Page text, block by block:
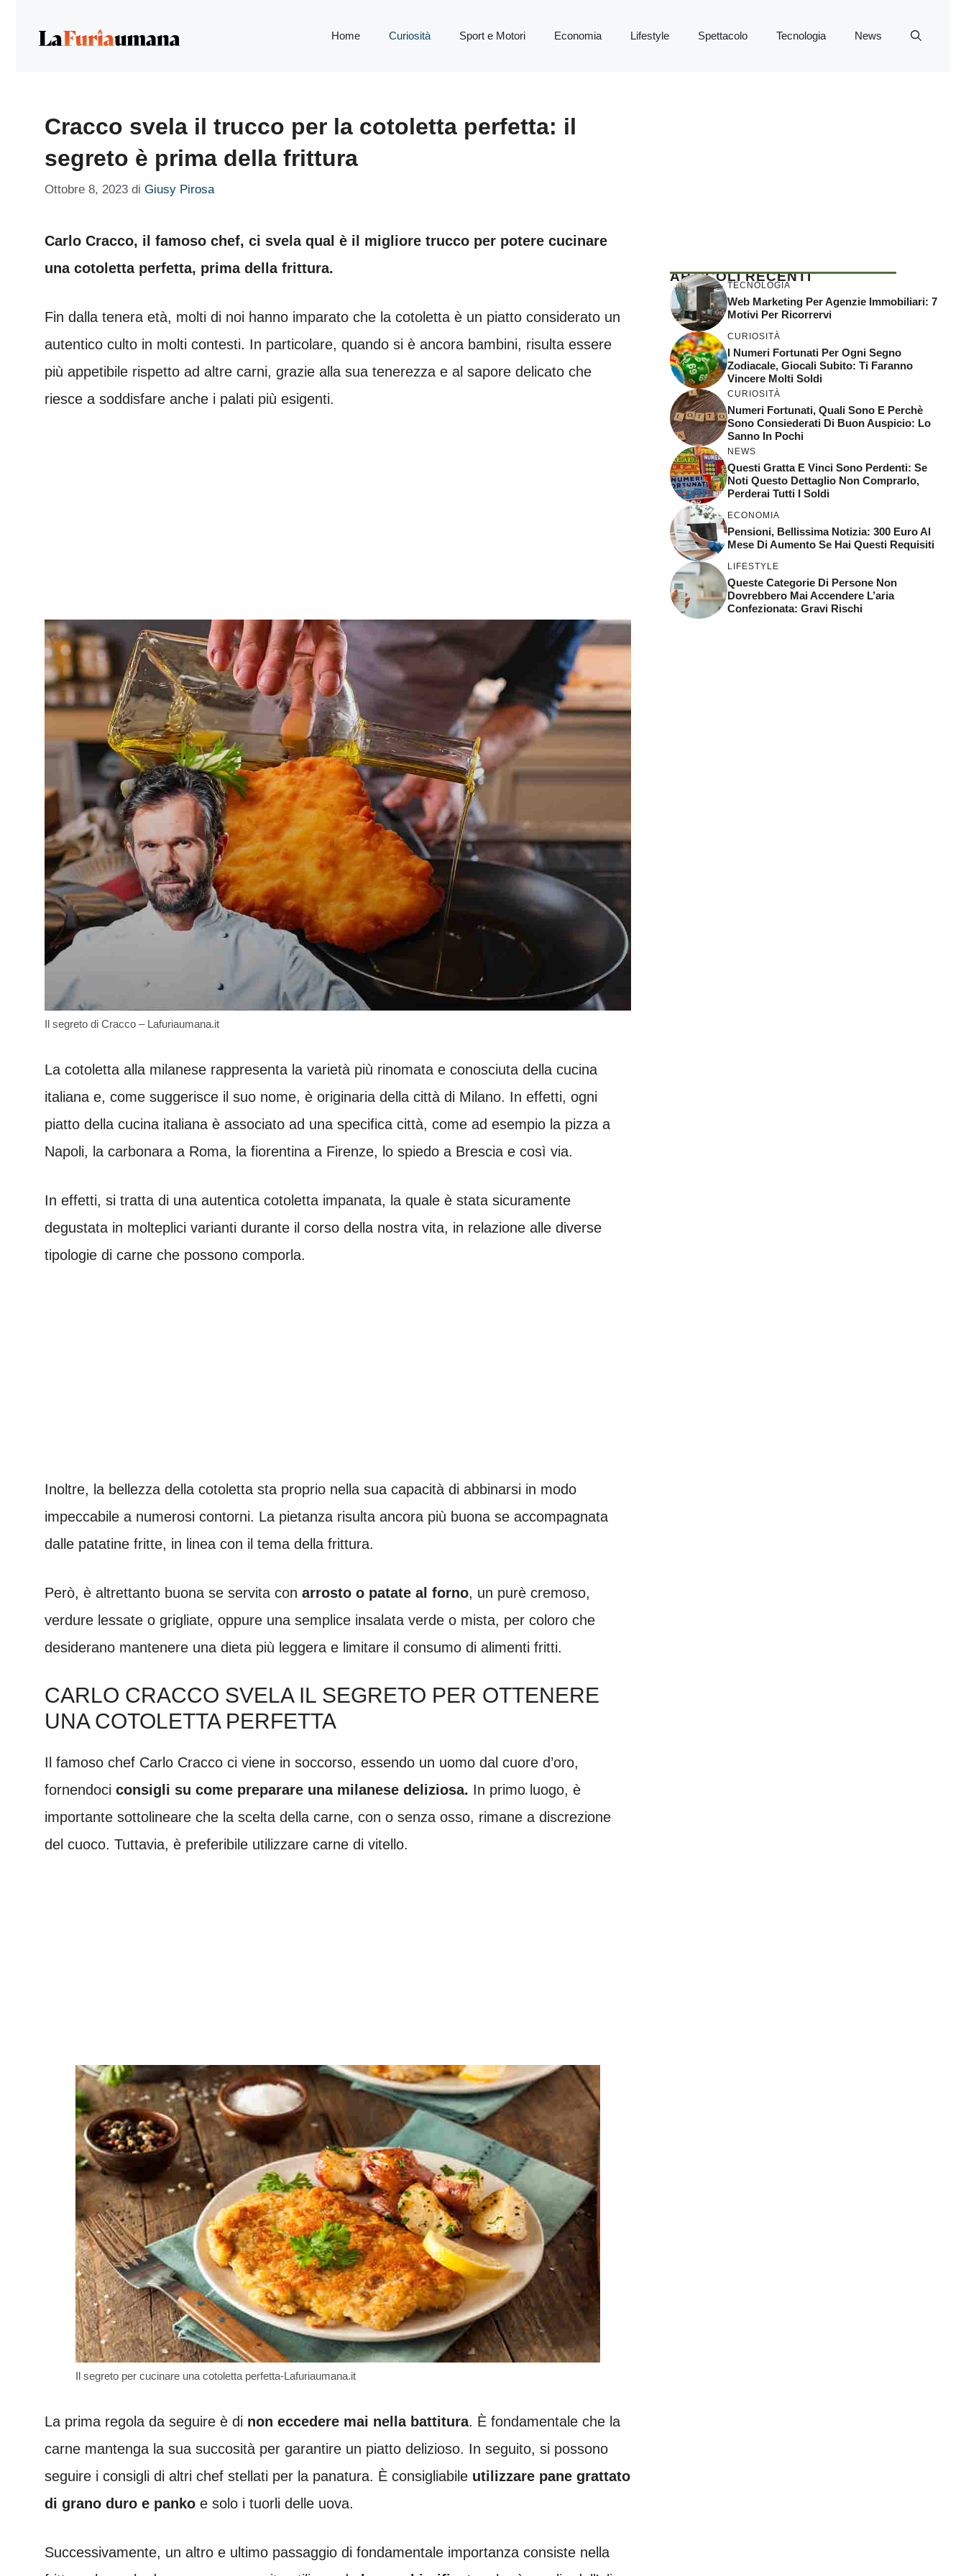
Home Curiosità Sport e Motori Economia Lifestyle Spettacolo Tecnologia News
Cracco svela il trucco per la cotoletta perfetta: il
segreto è prima della frittura
Ottobre 8, 2023 di Giusy Pirosa
Carlo Cracco, il famoso chef, ci svela qual è il migliore trucco per potere cucinare
una cotoletta perfetta, prima della frittura.
Fin dalla tenera età, molti di noi hanno imparato che la cotoletta è un piatto considerato un
autentico culto in molti contesti. In particolare, quando si è ancora bambini, risulta essere
più appetibile rispetto ad altre carni, grazie alla sua tenerezza e al sapore delicato che
riesce a soddisfare anche i palati più esigenti.
Il segreto di Cracco – Lafuriaumana.it
La cotoletta alla milanese rappresenta la varietà più rinomata e conosciuta della cucina
italiana e, come suggerisce il suo nome, è originaria della città di Milano. In effetti, ogni
piatto della cucina italiana è associato ad una specifica città, come ad esempio la pizza a
Napoli, la carbonara a Roma, la fiorentina a Firenze, lo spiedo a Brescia e così via.
In effetti, si tratta di una autentica cotoletta impanata, la quale è stata sicuramente
degustata in molteplici varianti durante il corso della nostra vita, in relazione alle diverse
tipologie di carne che possono comporla.
Inoltre, la bellezza della cotoletta sta proprio nella sua capacità di abbinarsi in modo
impeccabile a numerosi contorni. La pietanza risulta ancora più buona se accompagnata
dalle patatine fritte, in linea con il tema della frittura.
Però, è altrettanto buona se servita con arrosto o patate al forno, un purè cremoso,
verdure lessate o grigliate, oppure una semplice insalata verde o mista, per coloro che
desiderano mantenere una dieta più leggera e limitare il consumo di alimenti fritti.
CARLO CRACCO SVELA IL SEGRETO PER OTTENERE
UNA COTOLETTA PERFETTA
Il famoso chef Carlo Cracco ci viene in soccorso, essendo un uomo dal cuore d’oro,
fornendoci consigli su come preparare una milanese deliziosa. In primo luogo, è
importante sottolineare che la scelta della carne, con o senza osso, rimane a discrezione
del cuoco. Tuttavia, è preferibile utilizzare carne di vitello.
Il segreto per cucinare una cotoletta perfetta-Lafuriaumana.it
La prima regola da seguire è di non eccedere mai nella battitura. È fondamentale che la
carne mantenga la sua succosità per garantire un piatto delizioso. In seguito, si possono
seguire i consigli di altri chef stellati per la panatura. È consigliabile utilizzare pane grattato
di grano duro e panko e solo i tuorli delle uova.
Successivamente, un altro e ultimo passaggio di fondamentale importanza consiste nella
ARTICOLI RECENTI
TECNOLOGIA
Web Marketing Per Agenzie Immobiliari: 7
Motivi Per Ricorrervi
CURIOSITÀ
I Numeri Fortunati Per Ogni Segno
Zodiacale, Giocali Subito: Ti Faranno
Vincere Molti Soldi
CURIOSITÀ
Numeri Fortunati, Quali Sono E Perchè
Sono Consiederati Di Buon Auspicio: Lo
Sanno In Pochi
NEWS
Questi Gratta E Vinci Sono Perdenti: Se
Noti Questo Dettaglio Non Comprarlo,
Perderai Tutti I Soldi
ECONOMIA
Pensioni, Bellissima Notizia: 300 Euro Al
Mese Di Aumento Se Hai Questi Requisiti
LIFESTYLE
Queste Categorie Di Persone Non
Dovrebbero Mai Accendere L’aria
Confezionata: Gravi Rischi